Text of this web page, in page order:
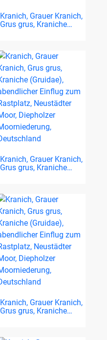
Kranich, Grauer Kranich,
Grus grus, Kraniche…
Kranich, Grauer Kranich,
Grus grus, Kraniche…
Kranich, Grauer Kranich,
Grus grus, Kraniche…